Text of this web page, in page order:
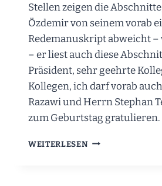
Stellen zeigen die
Özdemir von seinem vorab
Redemanuskript abweicht
– er liest auch diese
Präsident, sehr geehrte
Kollegen, ich darf vorab
Razawi und Herrn Stephan
zum Geburtstag
WEITERLESEN DIE